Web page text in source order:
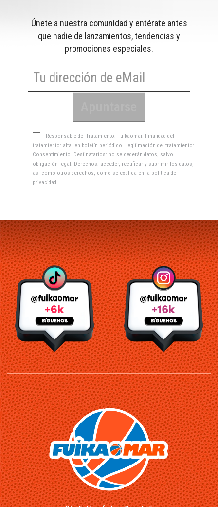
Únete a nuestra comunidad y entérate antes
que nadie de lanzamientos, tendencias y
promociones especiales.
Responsable del Tratamiento: Fuikaomar. Finalidad del
tratamiento: alta en boletín periódico. Legitimación del tratamiento:
Consentimiento. Destinatarios: no se cederán datos, salvo
obligación legal. Derechos: acceder, rectificar y suprimir los datos,
así como otros derechos, como se explica en la política de
privacidad .